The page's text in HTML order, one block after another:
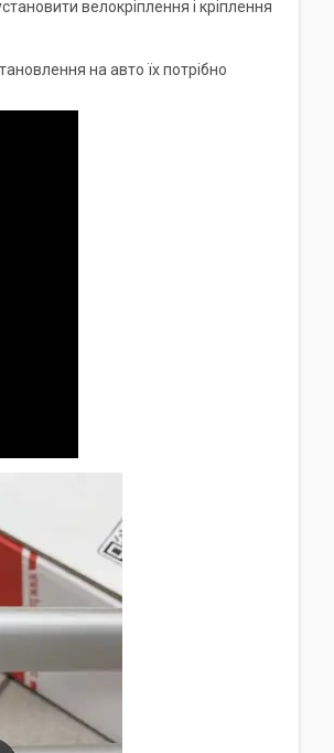
велокріплення і кріплення
на авто їх потрібно